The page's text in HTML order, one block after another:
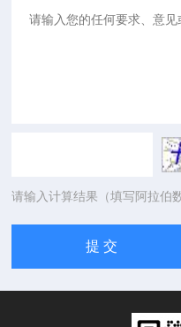
请输入计算结果（填写阿拉伯